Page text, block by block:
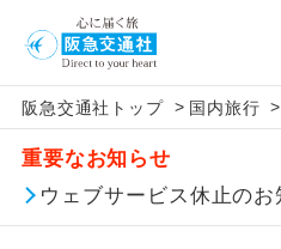
阪急交通社トップ > 国内旅行 >
重要なお知らせ
ウェブサービス休止のお
アイコン
添乗員同行
往路出発
（駅）ま